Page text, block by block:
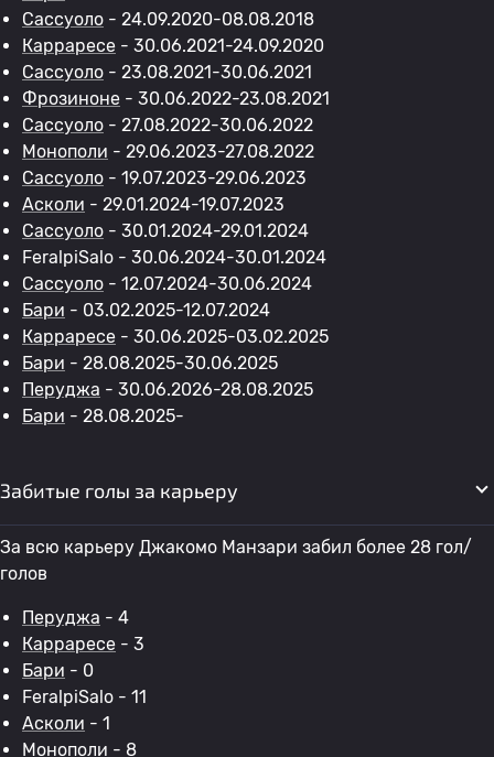
Сассуоло - 24.09.2020-08.08.2018
Карраресе - 30.06.2021-24.09.2020
Сассуоло - 23.08.2021-30.06.2021
Фрозиноне - 30.06.2022-23.08.2021
Сассуоло - 27.08.2022-30.06.2022
Монополи - 29.06.2023-27.08.2022
Сассуоло - 19.07.2023-29.06.2023
Асколи - 29.01.2024-19.07.2023
Сассуоло - 30.01.2024-29.01.2024
FeralpiSalo - 30.06.2024-30.01.2024
Сассуоло - 12.07.2024-30.06.2024
Бари - 03.02.2025-12.07.2024
Карраресе - 30.06.2025-03.02.2025
Бари - 28.08.2025-30.06.2025
Перуджа - 30.06.2026-28.08.2025
Бари - 28.08.2025-
Забитые голы за карьеру
За всю карьеру Джакомо Манзари забил более 28 гол/
голов
Перуджа - 4
Карраресе - 3
Бари - 0
FeralpiSalo - 11
Асколи - 1
Монополи - 8